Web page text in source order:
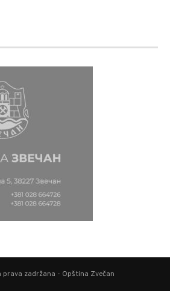
prava zadržana - Opština Zvečan